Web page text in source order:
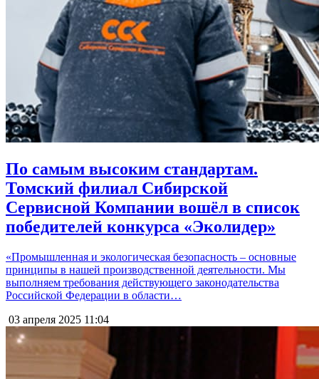
По самым высоким стандартам.
Томский филиал Сибирской
Сервисной Компании вошёл в список
победителей конкурса «Эколидер»
«Промышленная и экологическая безопасность – основные
принципы в нашей производственной деятельности. Мы
выполняем требования действующего законодательства
Российской Федерации в области…
03 апреля 2025 11:04